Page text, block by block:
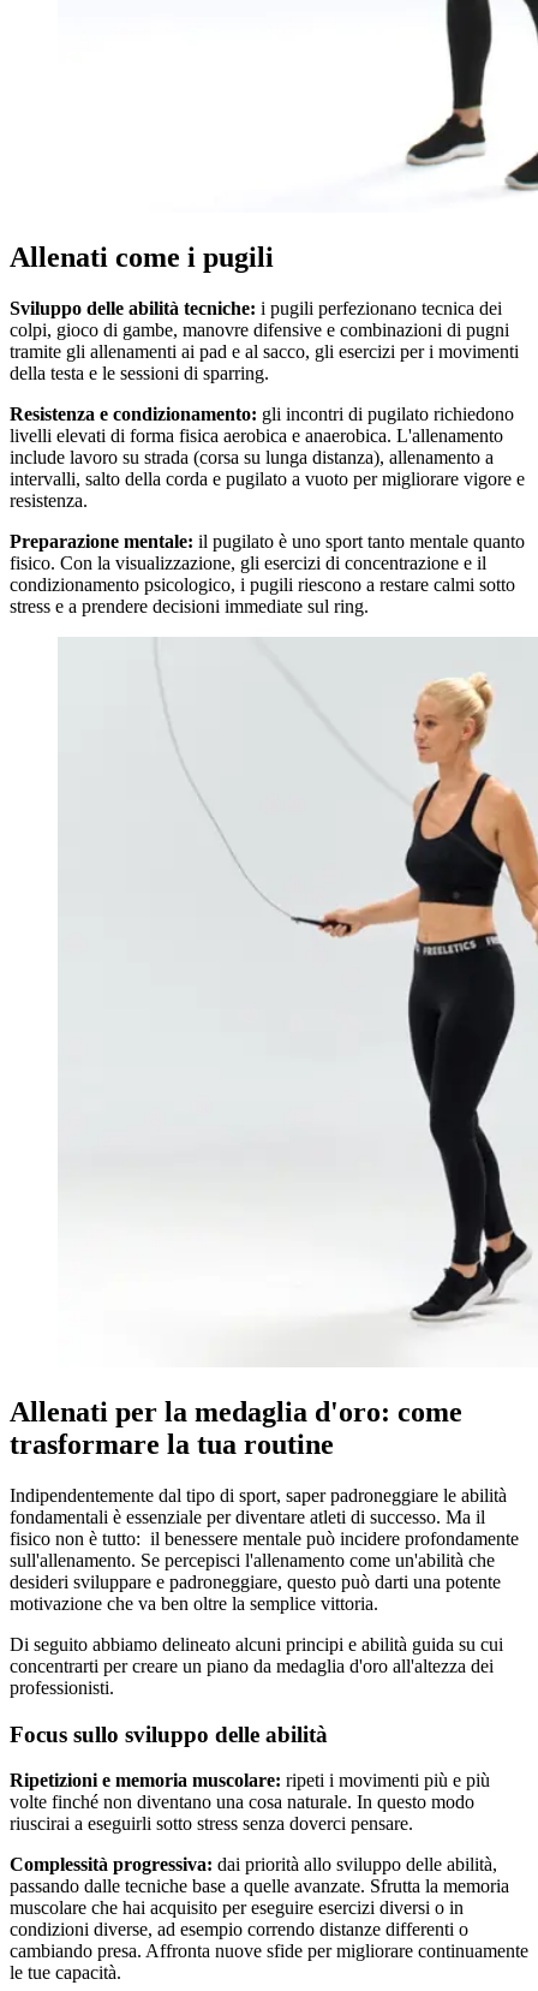
Allenati come i pugili
Sviluppo delle abilità tecniche: i pugili perfezionano tecnica dei
colpi, gioco di gambe, manovre difensive e combinazioni di pugni
tramite gli allenamenti ai pad e al sacco, gli esercizi per i movimenti
della testa e le sessioni di sparring.
Resistenza e condizionamento: gli incontri di pugilato richiedono
livelli elevati di forma fisica aerobica e anaerobica. L'allenamento
include lavoro su strada (corsa su lunga distanza), allenamento a
intervalli, salto della corda e pugilato a vuoto per migliorare vigore e
resistenza.
Preparazione mentale: il pugilato è uno sport tanto mentale quanto
fisico. Con la visualizzazione, gli esercizi di concentrazione e il
condizionamento psicologico, i pugili riescono a restare calmi sotto
stress e a prendere decisioni immediate sul ring.
Allenati per la medaglia d'oro: come
trasformare la tua routine
Indipendentemente dal tipo di sport, saper padroneggiare le abilità
fondamentali è essenziale per diventare atleti di successo. Ma il
fisico non è tutto: il benessere mentale può incidere profondamente
sull'allenamento. Se percepisci l'allenamento come un'abilità che
desideri sviluppare e padroneggiare, questo può darti una potente
motivazione che va ben oltre la semplice vittoria.
Di seguito abbiamo delineato alcuni principi e abilità guida su cui
concentrarti per creare un piano da medaglia d'oro all'altezza dei
professionisti.
Focus sullo sviluppo delle abilità
Ripetizioni e memoria muscolare: ripeti i movimenti più e più
volte finché non diventano una cosa naturale. In questo modo
riuscirai a eseguirli sotto stress senza doverci pensare.
Complessità progressiva: dai priorità allo sviluppo delle abilità,
passando dalle tecniche base a quelle avanzate. Sfrutta la memoria
muscolare che hai acquisito per eseguire esercizi diversi o in
condizioni diverse, ad esempio correndo distanze differenti o
cambiando presa. Affronta nuove sfide per migliorare continuamente
le tue capacità.